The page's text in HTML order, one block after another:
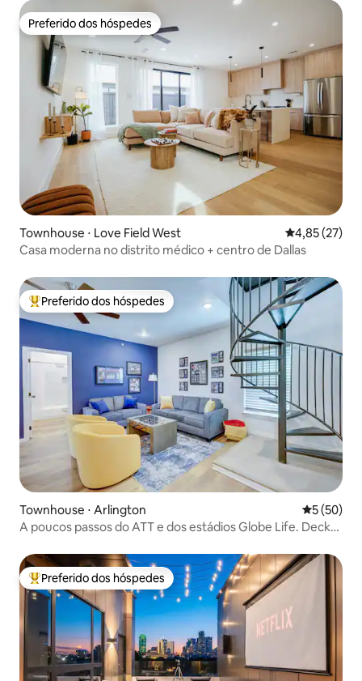
Preferido dos hóspedes
Preferido dos hóspedes
Townhouse ⋅ Love Field West 4,85 de uma
4,85 (27)
Casa moderna no distrito médico + centro de Dallas
Entre os melhores preferidos dos hóspedes
Preferido dos hóspedes
Townhouse ⋅ Arlington 5 de uma
5 (50)
A poucos passos do ATT e dos estádios Globe Life. Deck
Entre os melhores preferidos dos hóspedes
Preferido dos hóspedes